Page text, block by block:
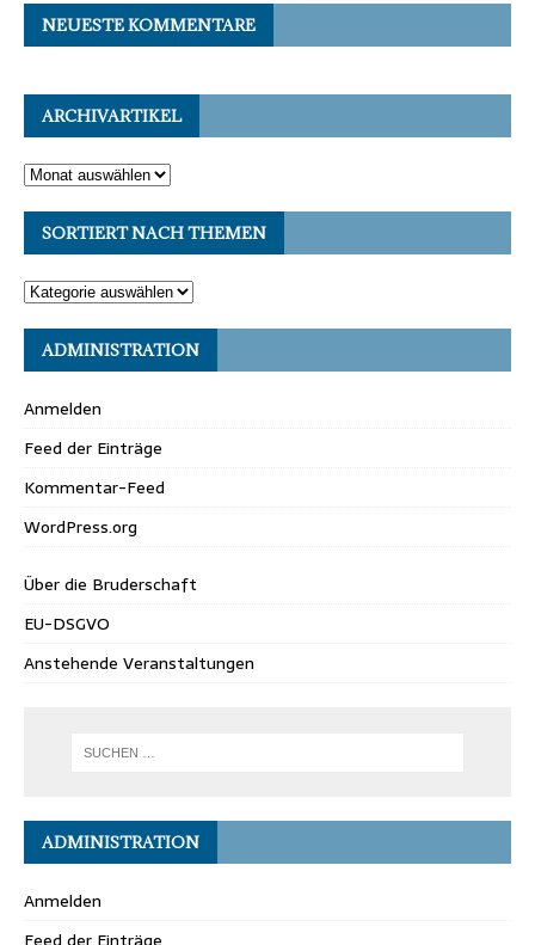
NEUESTE KOMMENTARE
ARCHIVARTIKEL
SORTIERT NACH THEMEN
ADMINISTRATION
Anmelden
Feed der Einträge
Kommentar-Feed
WordPress.org
Über die Bruderschaft
EU-DSGVO
Anstehende Veranstaltungen
ADMINISTRATION
Anmelden